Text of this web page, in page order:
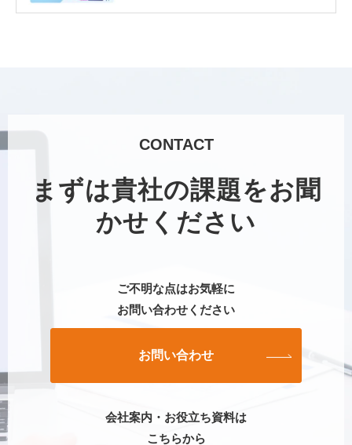
CONTACT
まずは貴社の課題をお聞
かせください
ご不明な点はお気軽に
お問い合わせください
お問い合わせ
会社案内・お役立ち資料は
こちらから